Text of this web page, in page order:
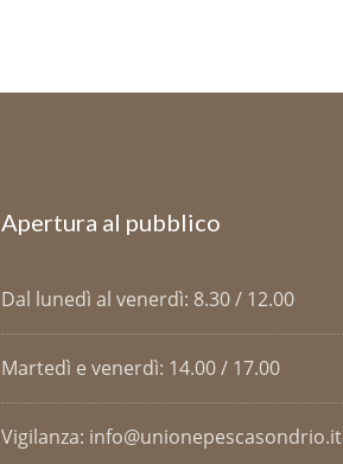
Apertura al pubblico
Dal lunedì al venerdì: 8.30 / 12.00
Martedì e venerdì: 14.00 / 17.00
Vigilanza: info@unionepescasondrio.it